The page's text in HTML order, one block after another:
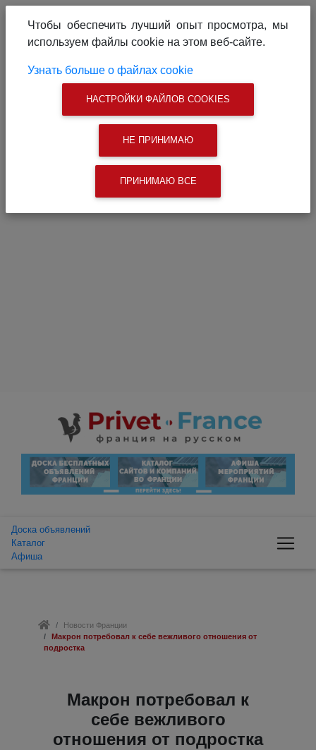
Связаться с нами
Поиск
Доска объявлений
Каталог
Афиша
Новости Франции
Макрон потребовал к себе вежливого отношения от
подростка
Макрон потребовал к
себе вежливого
отношения от подростка
Чтобы обеспечить лучший опыт просмотра, мы
используем файлы cookie на этом веб-сайте.
Узнать больше о файлах cookie